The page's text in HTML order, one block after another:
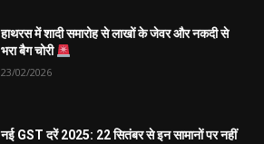
हाथरस में शादी समारोह से लाखों के जेवर और नकदी से
भरा बैग चोरी
23/02/2026
नई GST दरें 2025: 22 सितंबर से इन सामानों पर नहीं